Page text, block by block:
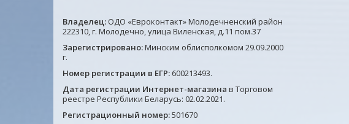
Владелец: ОДО «Евроконтакт» Молодечненский район
222310, г. Молодечно, улица Виленская, д.11 пом.37
Зарегистрировано:Минским облисполкомом 29.09.2000
г.
Номер регистрации в ЕГР: 600213493.
Дата регистрации Интернет-магазина в Торговом
реестре Республики Беларусь: 02.02.2021.
Регистрационный номер:501670